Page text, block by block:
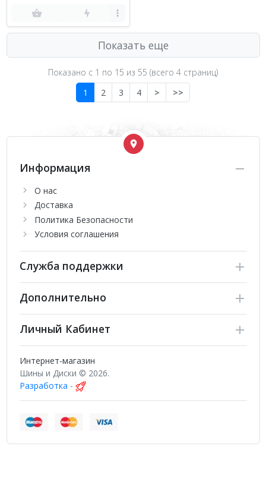
Показать еще
Показано с 1 по 15 из 55 (всего 4 страниц)
1
2 3 4 > >>
Информация
О нас
Доставка
Политика Безопасности
Условия соглашения
Служба поддержки
Дополнительно
Личный Кабинет
Интернет-магазин
Шины и Диски © 2026.
Разработка -